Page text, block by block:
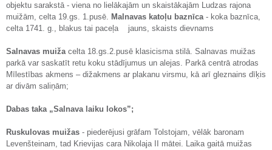
objektu sarakstā - viena no lielākajām un skaistākajām Ludzas rajona
muižām, celta 19.gs. 1.pusē. Malnavas katoļu baznīca- koka baznīca,
celta 1741. g., blakus tai paceļa jauns, skaists dievnams
Salnavas muižacelta 18.gs.2.pusē klasicisma stilā. Salnavas muižas
parkā var saskatīt retu koku stādījumus un alejas. Parkā centrā atrodas
Mīlestības akmens – dižakmens ar plakanu virsmu, kā arī gleznains dīķis
ar divām saliņām;
Dabas taka „Salnava laiku lokos”;
Ruskulovas muižas - piederējusi grāfam Tolstojam, vēlāk baronam
Levenšteinam, tad Krievijas cara Nikolaja II mātei. Laika gaitā muižas